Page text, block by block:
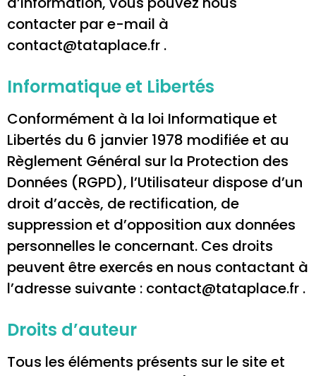
contacter par e-mail à
contact@tataplace.fr .
Informatique et Libertés
Conformément à la loi Informatique et
Libertés du 6 janvier 1978 modifiée et au
Règlement Général sur la Protection des
Données (RGPD), l’Utilisateur dispose d’un
droit d’accès, de rectification, de
suppression et d’opposition aux données
personnelles le concernant. Ces droits
peuvent être exercés en nous contactant à
l’adresse suivante : contact@tataplace.fr .
Droits d’auteur
Tous les éléments présents sur le site et